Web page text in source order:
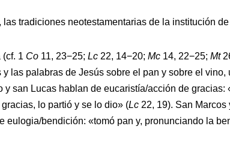
las tradiciones neotestamentarias de la institución
(cf. 1 Co 11, 23−25; Lc 22, 14−20; Mc 14, 22−25; Mt
y las palabras de Jesús sobre el pan y sobre el
y san Lucas hablan de eucaristía/acción de
lo partió y se lo dio» (Lc 22, 19). San
eulogia/bendición: «tomó pan y, pronunciando la